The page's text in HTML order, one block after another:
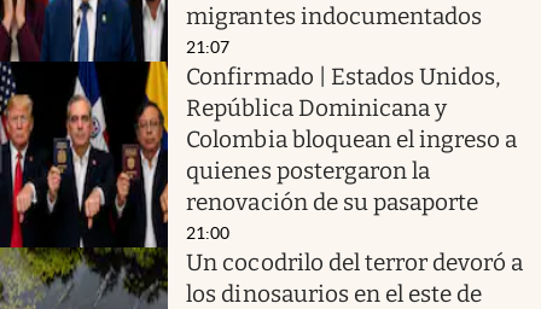
migrantes indocumentados
21:07
Confirmado | Estados Unidos,
República Dominicana y
Colombia bloquean el ingreso a
quienes postergaron la
renovación de su pasaporte
21:00
Un cocodrilo del terror devoró a
los dinosaurios en el este de